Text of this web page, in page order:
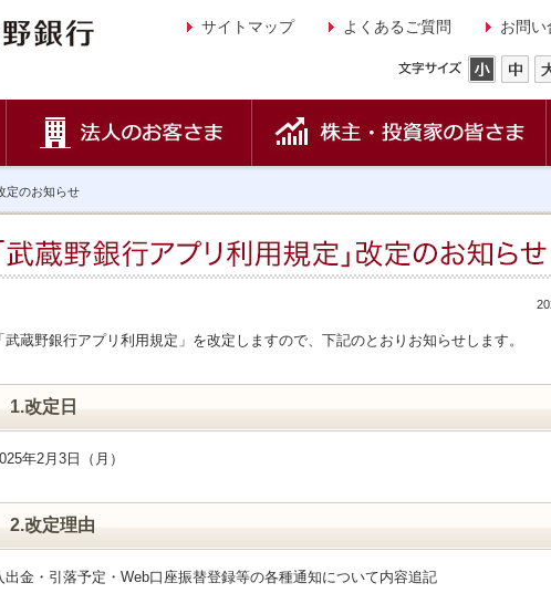
サイトマップ よくあるご質問 お問い
定のお知らせ
「武蔵野銀行アプリ利用規定」を改定しますので、下記のとおりお知らせします。
1.改定日
年2月3日（月）
2.改定理由
出金・引落予定・Web口座振替登録等の各種通知について内容追記